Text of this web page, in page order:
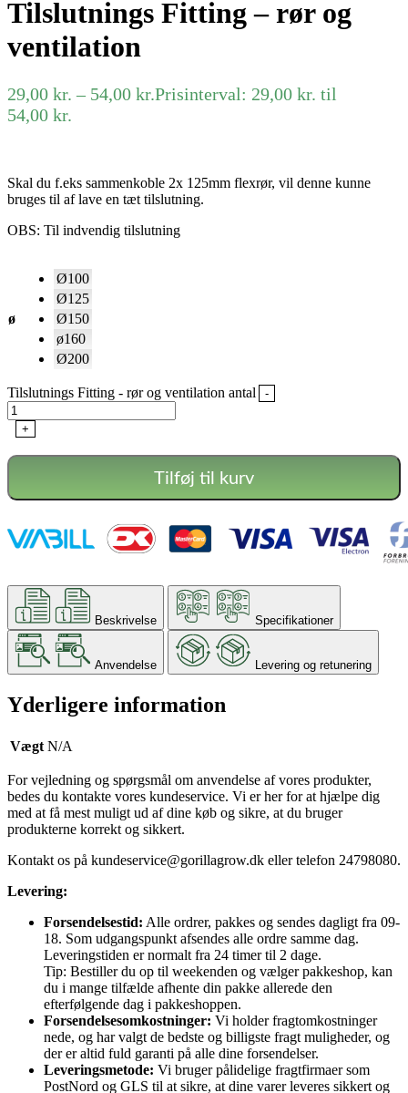
Tilslutnings Fitting – rør og
ventilation
29,00 kr. – 54,00 kr.Prisinterval: 29,00 kr. til
54,00 kr.
Skal du f.eks sammenkoble 2x 125mm flexrør, vil denne kunne
bruges til af lave en tæt tilslutning.
OBS: Til indvendig tilslutning
ø
Ø100
Ø125
Ø150
ø160
Ø200
Tilslutnings Fitting - rør og ventilation antal -
+
Tilføj til kurv
Beskrivelse Specifikationer
Anvendelse Levering og retunering
Yderligere information
Vægt N/A
For vejledning og spørgsmål om anvendelse af vores produkter,
bedes du kontakte vores kundeservice. Vi er her for at hjælpe dig
med at få mest muligt ud af dine køb og sikre, at du bruger
produkterne korrekt og sikkert.
Kontakt os på kundeservice@gorillagrow.dk eller telefon 24798080.
Levering:
Forsendelsestid: Alle ordrer, pakkes og sendes dagligt fra 09-
18. Som udgangspunkt afsendes alle ordre samme dag.
Leveringstiden er normalt fra 24 timer til 2 dage.
Tip: Bestiller du op til weekenden og vælger pakkeshop, kan
du i mange tilfælde afhente din pakke allerede den
efterfølgende dag i pakkeshoppen.
Forsendelsesomkostninger: Vi holder fragtomkostninger
nede, og har valgt de bedste og billigste fragt muligheder, og
der er altid fuld garanti på alle dine forsendelser.
Leveringsmetode: Vi bruger pålidelige fragtfirmaer som
PostNord og GLS til at sikre, at dine varer leveres sikkert og